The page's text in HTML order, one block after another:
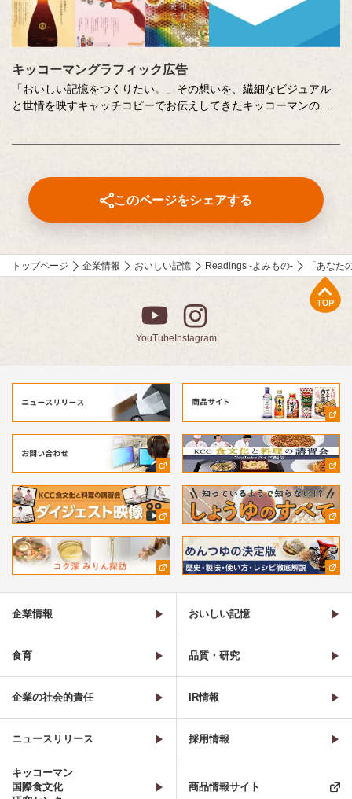
キッコーマングラフィック広告
「おいしい記憶をつくりたい。」その想いを、繊細なビジュアル
と世情を映すキャッチコピーでお伝えしてきたキッコーマンの企
このページをシェアする
トップページ 企業情報 おいしい記憶 Readings -よみもの- 「あな
YouTubeInstagram
企業情報 おいしい記憶
食育 品質・研究
企業の社会的責任 IR情報
ニュースリリース 採用情報
キッコーマン
国際食文化
商品情報サイト